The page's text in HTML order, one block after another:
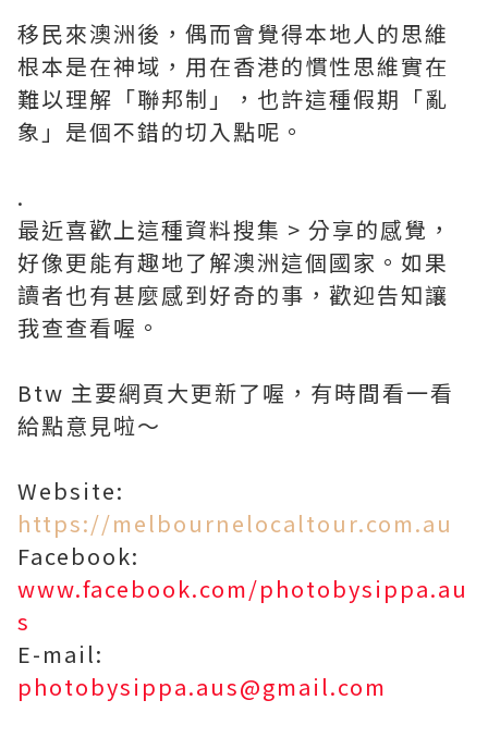
移民來澳洲後，偶而會覺得本地人的思維
根本是在神域，用在香港的慣性思維實在
難以理解「聯邦制」，也許這種假期「亂
象」是個不錯的切入點呢。
.
最近喜歡上這種資料搜集 > 分享的感覺，
好像更能有趣地了解澳洲這個國家。如果
讀者也有甚麼感到好奇的事，歡迎告知讓
我查查看喔。
Btw 主要網頁大更新了喔，有時間看一看
給點意見啦～
Website:
https://melbournelocaltour.com.au
Facebook:
www.facebook.com/photobysippa.au
s
E-mail:
photobysippa.aus@gmail.com